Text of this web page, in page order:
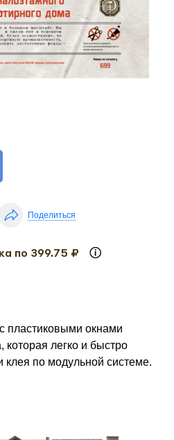
Поделиться
по 399.75 ₽
пластиковыми окнами
которая легко и быстро
клея по модульной системе.